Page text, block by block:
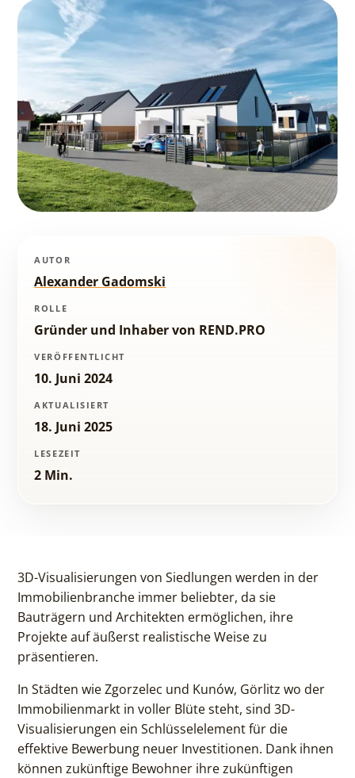
AUTOR
Alexander Gadomski
ROLLE
Gründer und Inhaber von REND.PRO
VERÖFFENTLICHT
10. Juni 2024
AKTUALISIERT
18. Juni 2025
LESEZEIT
2 Min.
3D-Visualisierungen von Siedlungen werden in der
Immobilienbranche immer beliebter, da sie
Bauträgern und Architekten ermöglichen, ihre
Projekte auf äußerst realistische Weise zu
präsentieren.
In Städten wie Zgorzelec und Kunów, Görlitz wo der
Immobilienmarkt in voller Blüte steht, sind 3D-
Visualisierungen ein Schlüsselelement für die
effektive Bewerbung neuer Investitionen. Dank ihnen
können zukünftige Bewohner ihre zukünftigen